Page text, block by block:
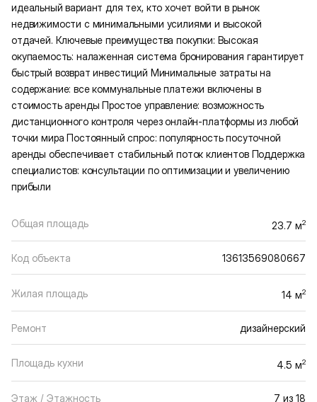
идеальный вариант для тех, кто хочет войти в рынок
недвижимости с минимальными усилиями и высокой
отдачей. Ключевые преимущества покупки: Высокая
окупаемость: налаженная система бронирования гарантирует
быстрый возврат инвестиций Минимальные затраты на
содержание: все коммунальные платежи включены в
стоимость аренды Простое управление: возможность
дистанционного контроля через онлайн-платформы из любой
точки мира Постоянный спрос: популярность посуточной
аренды обеспечивает стабильный поток клиентов Поддержка
специалистов: консультации по оптимизации и увеличению
прибыли
Общая площадь 23.7 м2
Код объекта 13613569080667
Жилая площадь 14 м2
Ремонт дизайнерский
Площадь кухни 4.5 м2
Этаж / Этажность 7 из 18